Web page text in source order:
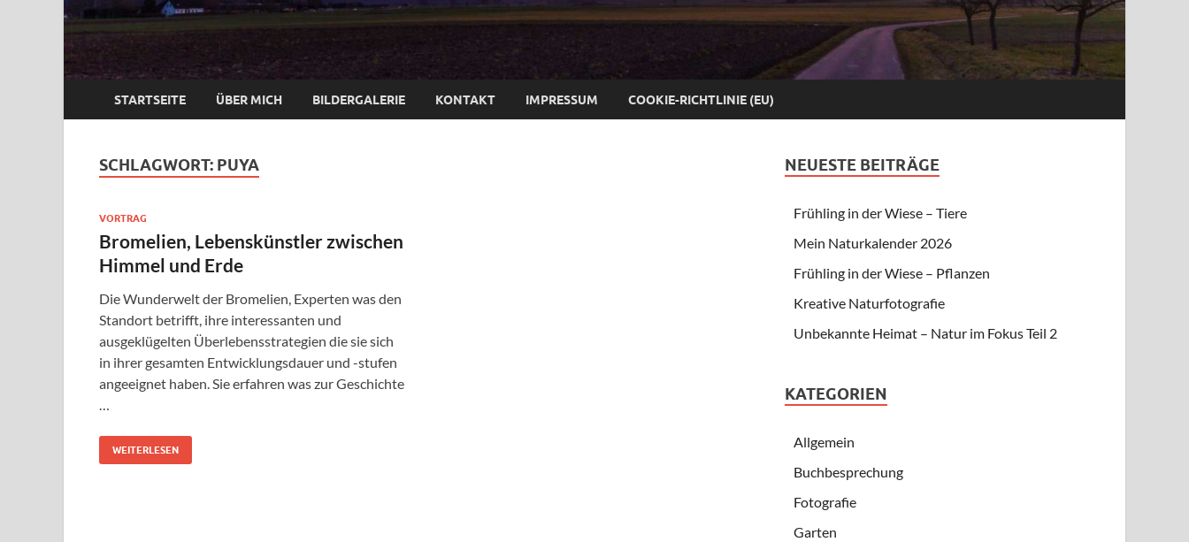
STARTSEITE ÜBER MICH BILDERGALERIE KONTAKT IMPRESSUM COOKIE-RICHTLINIE (EU)
SCHLAGWORT: PUYA
VORTRAG
Bromelien, Lebenskünstler zwischen
Himmel und Erde
Die Wunderwelt der Bromelien, Experten was den
Standort betrifft, ihre interessanten und
ausgeklügelten Überlebensstrategien die sie sich
in ihrer gesamten Entwicklungsdauer und -stufen
angeeignet haben. Sie erfahren was zur Geschichte
…
WEITERLESEN
NEUESTE BEITRÄGE
Frühling in der Wiese – Tiere
Mein Naturkalender 2026
Frühling in der Wiese – Pflanzen
Kreative Naturfotografie
Unbekannte Heimat – Natur im Fokus Teil 2
KATEGORIEN
Allgemein
Buchbesprechung
Fotografie
Garten